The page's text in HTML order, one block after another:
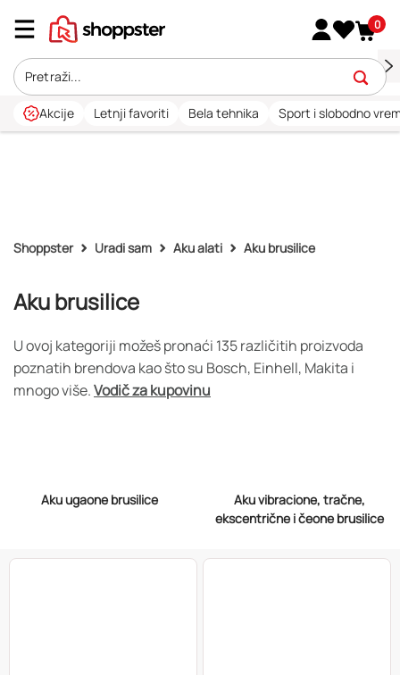
0
Akcije Letnji favoriti Bela tehnika Sport i slobodno
Shoppster Uradi sam Aku alati Aku brusilice
Aku brusilice
U ovoj kategoriji možeš pronaći 135 različitih proizvoda
poznatih brendova kao što su Bosch, Einhell, Makita i
mnogo više.Vodič za kupovinu
Aku ugaone brusilice
Aku vibracione, tračne,
ekscentrične i čeone brusilice